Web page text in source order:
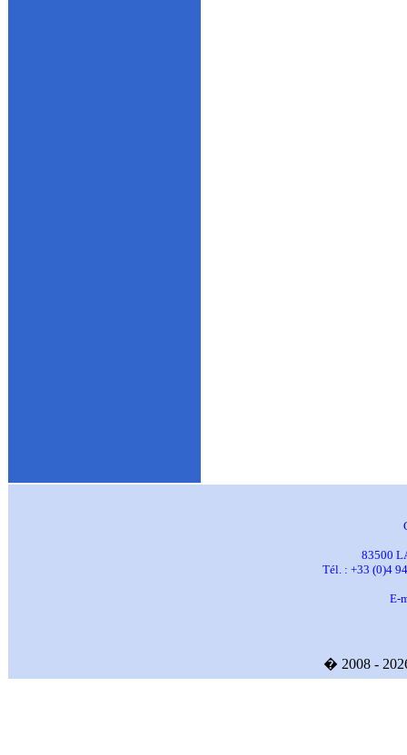
83500
Tél. : +33 (0)4
E-
� 2008 -